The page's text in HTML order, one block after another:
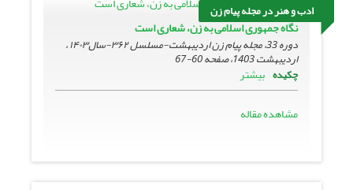
ادب و هنر در مجله پیام زن
نگاه جمهوری اسلامی به زن، شعاری است
دوره 33، مجله پیام زن اردیبهشت-مسلسل ۳۶۲-سال۱۴۰۳ ،
اردیبهشت 1403، صفحه
60-67
چکیده بیشتر
مشاهده مقاله